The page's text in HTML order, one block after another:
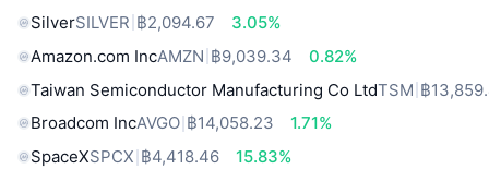
SilverSILVER ฿2,094.67
3.05%
Amazon.com IncAMZN ฿9,039.34
0.82%
Taiwan Semiconductor Manufacturing Co LtdTSM ฿
Broadcom IncAVGO ฿14,058.23
1.71%
SpaceXSPCX ฿4,418.46
15.83%